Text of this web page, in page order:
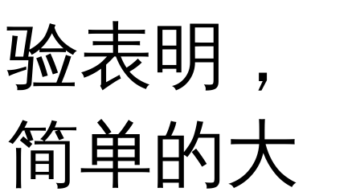
验表明，
简单的大